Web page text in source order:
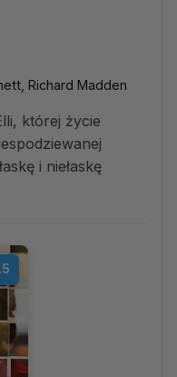
Richard Madden
której życie
i niełaskę